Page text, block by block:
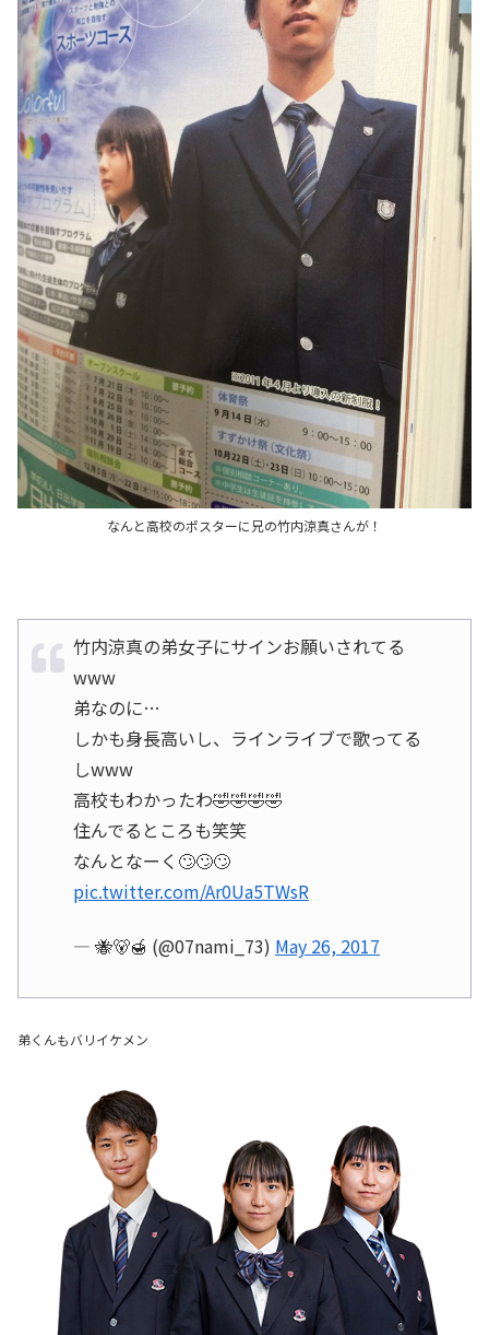
なんと高校のポスターに兄の竹内涼真さんが！
竹内涼真の弟女子にサインお願いされてる
www
弟なのに…
しかも身長高いし、ラインライブで歌ってる
しwww
高校もわかったわ🤣🤣🤣🤣
住んでるところも笑笑
なんとなーく🙄🙄🙄
pic.twitter.com/Ar0Ua5TWsR
— 🐝🐻🍯 (@07nami_73) May 26, 2017
弟くんもバリイケメン